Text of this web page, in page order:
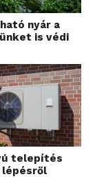
nyár a
is védi
telepítés